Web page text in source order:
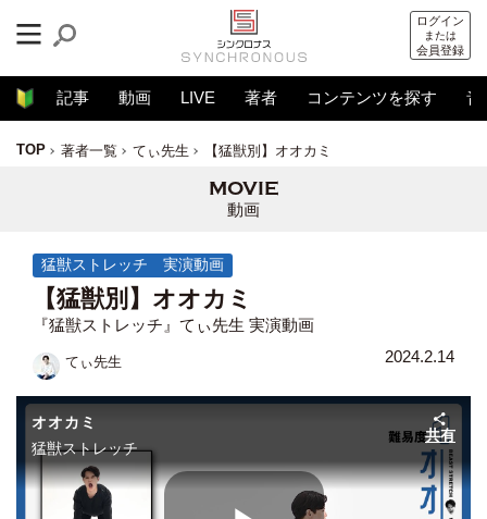
ログイン
または
会員登録
記事 動画 LIVE 著者 コンテンツを探す 音
TOP 著者一覧 てぃ先生 【猛獣別】オオカミ
動画
猛獣ストレッチ 実演動画
【猛獣別】オオカミ
『猛獣ストレッチ』てぃ先生 実演動画
てぃ先生 2024.2.14
オオカミ
猛獣ストレッチ
共有